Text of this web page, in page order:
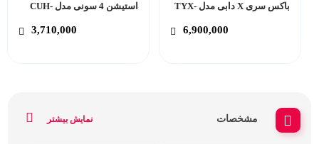
باکس سری X دابی مدل TYX-
6,900,000
استیشن 4 سونی مدل CUH-
3,710,000
مشخصات نمایش بیشتر